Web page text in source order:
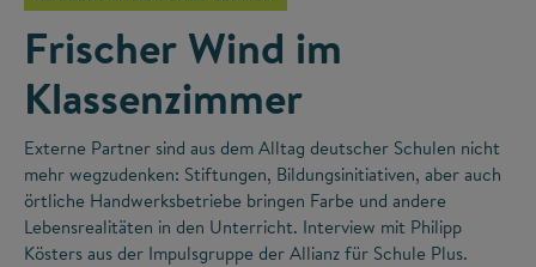
Frischer Wind im
Klassenzimmer
Externe Partner sind aus dem Alltag deutscher Schulen nicht
mehr wegzudenken: Stiftungen, Bildungsinitiativen, aber auch
örtliche Handwerksbetriebe bringen Farbe und andere
Lebensrealitäten in den Unterricht. Interview mit Philipp
Kösters aus der Impulsgruppe der Allianz für Schule Plus.